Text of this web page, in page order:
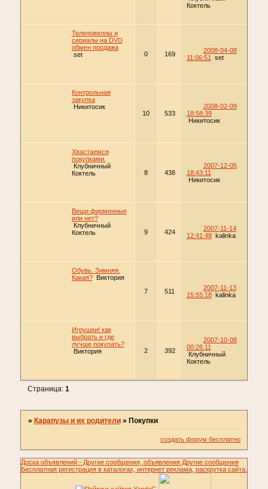
Коктель
Теленовеллы и
сериалы на DVD
обмен продажа
set
0 169
2008-04-08
11:06:51
set
Контрольная
закупка
Никитосик
10
533
2008-02-09
18:58:39
Никитосик
Хвастаемся
покупками.
Клубничный
Коктель
8 438
2007-12-05
18:43:11
Никитосик
Вещи фирменные
или нет?
Клубничный
Коктель
9 424
2007-11-14
12:41:48 kalinka
Обувь. Зимняя.
Какая?
Виктория
7
511
2007-11-13
15:55:18 kalinka
Игрушки! как
выбрать и где
лучше покупать?
Виктория
2 392
2007-10-08
00:26:11
Клубничный
Коктель
Страница: 1
» Карапузы и их родители » Покупки
создать форум бесплатно
Доска объявлений - Другие сообщения, объявления Другие сообщения
Бесплатная регистрация в каталогах, интернет реклама, раскрутка сайта.